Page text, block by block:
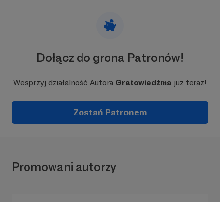
Dołącz do grona Patronów!
Wesprzyj działalność Autora Gratowiedźma już teraz!
Zostań Patronem
Promowani autorzy